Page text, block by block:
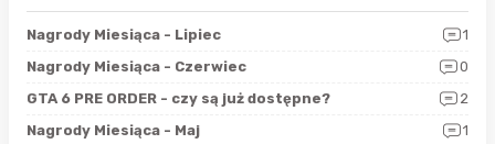
Nagrody Miesiąca - Lipiec
1
Nagrody Miesiąca - Czerwiec
0
GTA 6 PRE ORDER - czy są już dostępne?
2
Nagrody Miesiąca - Maj
1